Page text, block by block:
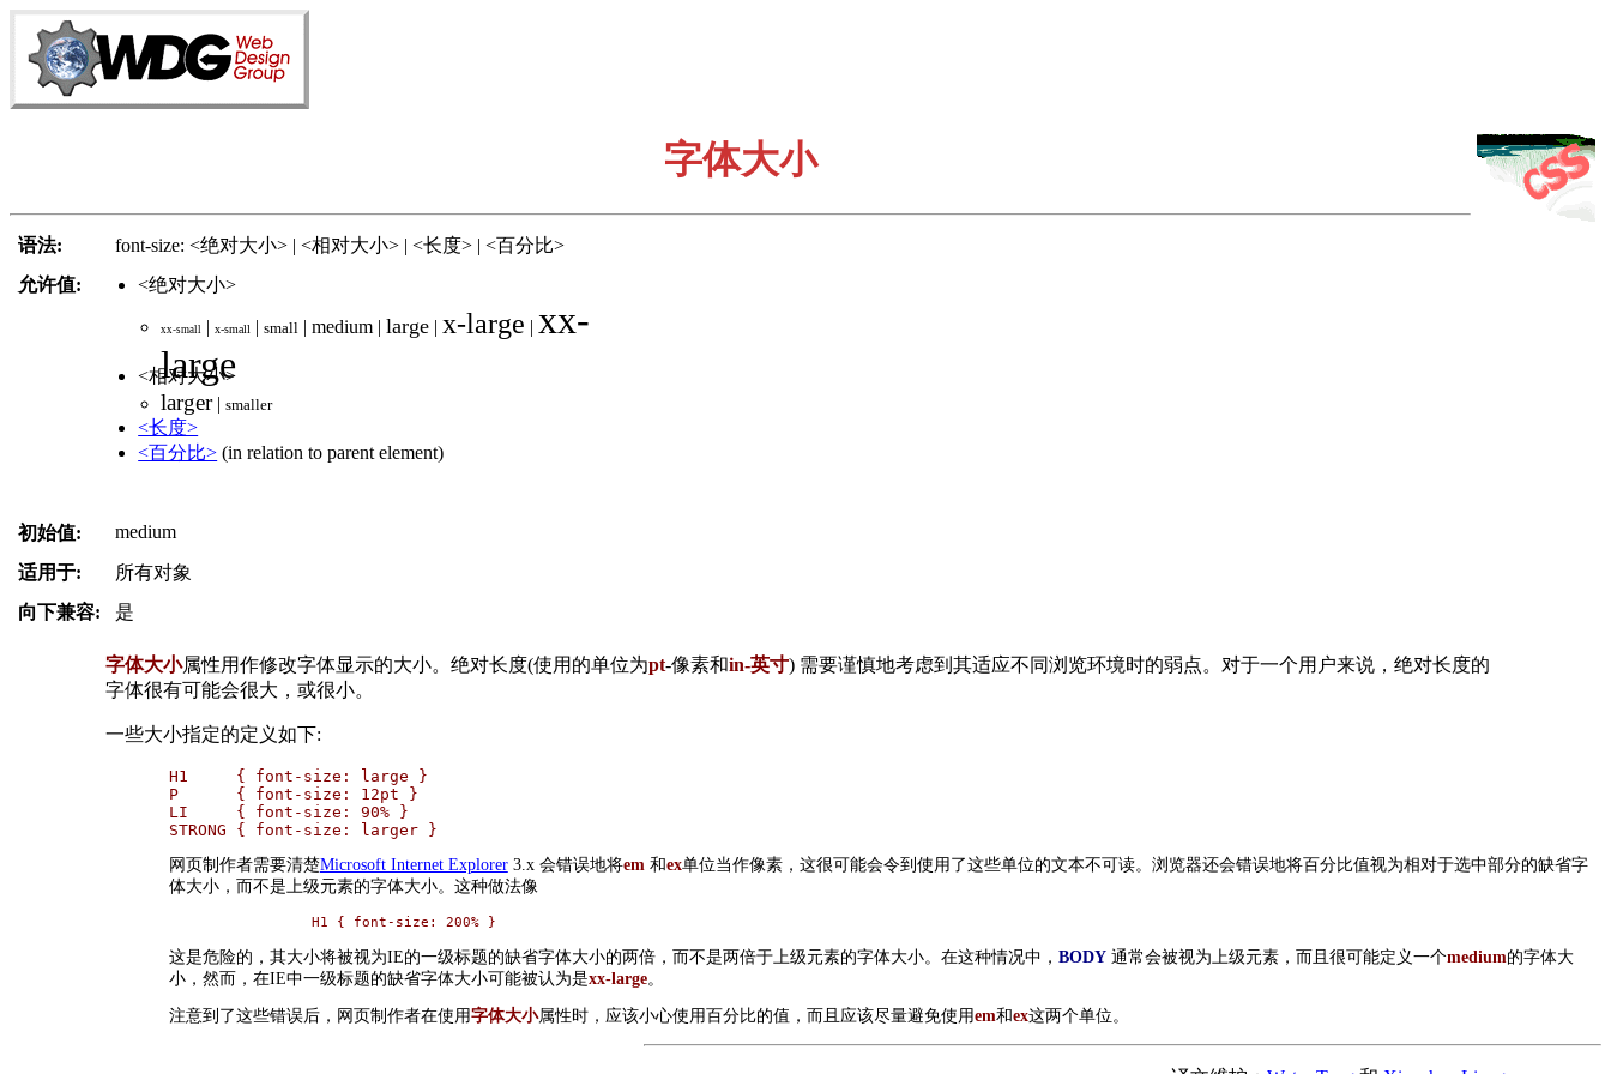
字体大小
语法:
font-size: <绝对大小> | <相对大小> | <长度> | <百分比>
允许值:
<绝对大小>
xx-small |x-small |small |medium |large |x-large | xx-
large
<相对大小>
larger|smaller
<长度>
<百分比> (in relation to parent element)
初始值:
medium
适用于:
所有对象
向下兼容:
是
字体大小属性用作修改字体显示的大小。绝对长度(使用的单位为pt-像素和in-英寸) 需要谨慎地考虑到其适应不同浏览环境时的弱点。对于一个用户来说，绝对长度的
字体很有可能会很大，或很小。
一些大小指定的定义如下:
H1     { font-size: large }
P      { font-size: 12pt }
LI     { font-size: 90% }
STRONG { font-size: larger }
网页制作者需要清楚Microsoft Internet Explorer3.x 会错误地将em和ex单位当作像素，这很可能会令到使用了这些单位的文本不可读。浏览器还会错误地将百分比值视为相对于选中部分的缺省字
体大小，而不是上级元素的字体大小。这种做法像
H1 { font-size: 200% }
这是危险的，其大小将被视为IE的一级标题的缺省字体大小的两倍，而不是两倍于上级元素的字体大小。在这种情况中， BODY通常会被视为上级元素，而且很可能定义一个medium的字体大
小，然而，在IE中一级标题的缺省字体大小可能被认为是xx-large。
注意到了这些错误后，网页制作者在使用字体大小属性时，应该小心使用百分比的值，而且应该尽量避免使用em和ex这两个单位。